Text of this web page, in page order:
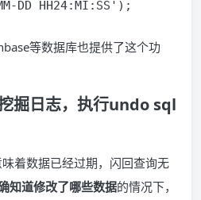
DD HH24:MI:SS');
等数据库也提供了这个功
掘日志，执行undo sql
着数据已经过期，闪回查询无
知道修改了哪些数据的情况下，